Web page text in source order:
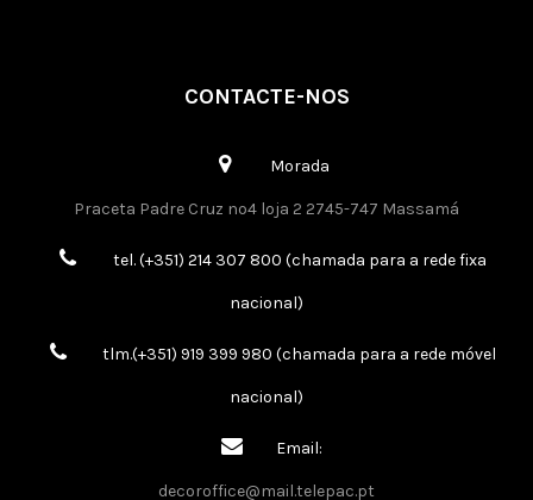
CONTACTE-NOS
Morada
Praceta Padre Cruz nº4 loja 2 2745-747 Massamá
tel. (+351) 214 307 800 (chamada para a rede fixa
nacional)
tlm.(+351) 919 399 980 (chamada para a rede móvel
nacional)
Email:
decoroffice@mail.telepac.pt